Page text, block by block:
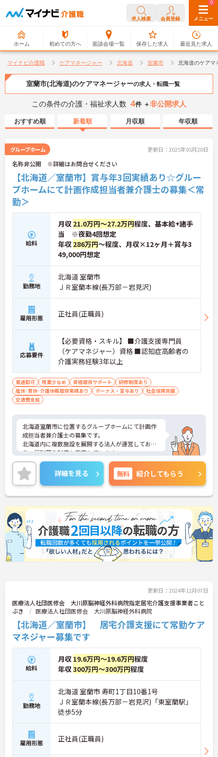
求人検索 会員登録 メニュー
ホーム 初めての方へ 面談会場一覧
0
保存した求人
0
最近見た求人
マイナビ介護職 ケアマネージャー 北海道 室蘭市 北海道のケアマ
室蘭市(北海道)のケアマネージャーの求人・転職一覧
この条件の介護・福祉求人数 4件 ＋非公開求人
おすすめ順 新着順 月収順 年収順
グループホーム 更新日：2025年05月20日
名称非公開 ※詳細はお問合せください
【北海道／室蘭市】賞与年3回実績あり☆グルー
プホームにて計画作成担当者兼介護士の募集＜常
勤＞
給料
月収 21.0万円～27.2万円程度、基本給+諸手
当 ※夜勤4回想定
年収 286万円～程度、月収×12ヶ月＋賞与3
49,000円想定
勤務地
北海道 室蘭市
ＪＲ室蘭本線(長万部－岩見沢)
雇用形態 正社員(正職員)
応募要件
【必要資格・スキル】 ■介護支援専門員
（ケアマネジャー）資格 ■認知症高齢者の
介護実務経験3年以上
車通勤可 残業少なめ 資格取得サポート
研修制度あり
産休･育休･介護休暇取得実績あり
ボーナス・賞与あり
社会保険完備
交通費支給
北海道室蘭市に位置するグループホームにて計画作
成担当者兼介護士の募集です。
北海道内に複数施設を展開する法人が運営してお
り、福利厚生制度も充実しています。
ご興味のある方には、面接対策ポイントなど、さら
に詳細をお話いたしますので、お気軽にご相談くだ
さい。
詳細を見る 無料 紹介してもらう
更新日：2024年12月07日
医療法人社団医修会 大川原脳神経外科病院指定居宅介護支援事業者こと
ぶき
医療法人社団医修会 大川原脳神経外科病院
【北海道／室蘭市】 居宅介護支援にて常勤ケア
マネジャー募集です
給料
月収 19.6万円～19.6万円程度
年収300万円～300万円程度
勤務地
北海道 室蘭市 寿町1丁目10番1号
ＪＲ室蘭本線(長万部－岩見沢)「東室蘭駅」
徒歩5分
雇用形態 正社員(正職員)